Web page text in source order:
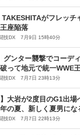
TAKESHITAがフレッ
座陥落
技DX 7月9日 15時40分
グンター襲撃でコーデ
って地元で統一WWE
技DX 7月7日 23時13分
】大岩が2度目のG1出場
の夏、新しく夏男にな
技DX 7月7日 22時13分